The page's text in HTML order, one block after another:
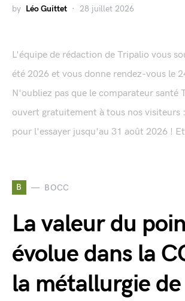
by Léo Guittet 28 juillet 2026
L'équipe de rédaction de Tripalio vous
été 2026 et vous donne rendez-vous le
N'oubliez pas que le comparateur santé
ouvert gratuitement à tous nos visiteurs
pour l'essayer jusqu'au 31 août 2026 !
B BOCC
La valeur du
évolue dans la
la métallurgie